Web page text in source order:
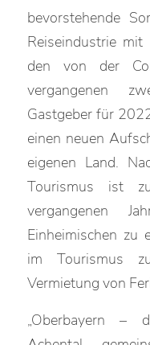
bevorstehende
Reiseindustrie mit
den von der
vergangenen
Gastgeber für
einen neuen
eigenen Land.
Tourismus ist
vergangenen
Einheimischen zu
im Tourismus
Vermietung von
„Oberbayern –